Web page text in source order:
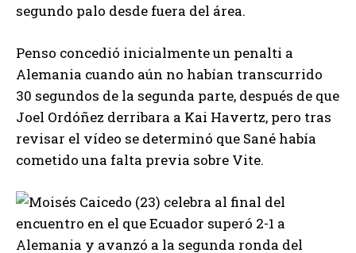
segundo palo desde fuera del área.
Penso concedió inicialmente un penalti a
Alemania cuando aún no habían transcurrido
30 segundos de la segunda parte, después de que
Joel Ordóñez derribara a Kai Havertz, pero tras
revisar el vídeo se determinó que Sané había
cometido una falta previa sobre Vite.